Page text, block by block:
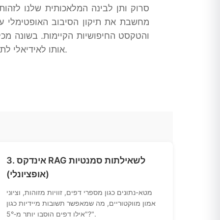
אותו לאידיאלי לתהליכי דיגיטציה, לעיבוד מסמכים משפטיים ולניהול ארכיונים שבהם יישור מדויק של העמודים הוא חיוני.
3. אינדקס RAG לשאילתות סמנטיות
(אופציונלי)
מטא-נתונים כגון מספרי דפים, זוויות מזוהות, וציוני
אמון מווקטוריים, מה שמאפשר תשובות מיידיות כגון
"אילו דפים הוסבו יותר מ‑5°?".